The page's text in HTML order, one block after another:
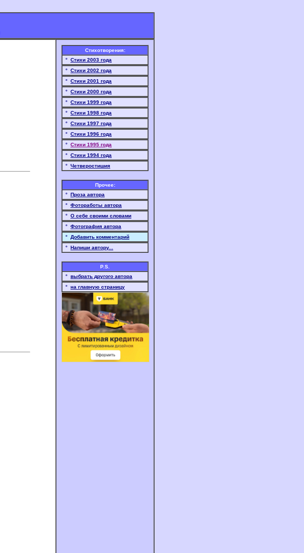
Стихотворения:
° Стихи 2003 года
° Стихи 2002 года
° Стихи 2001 года
° Стихи 2000 года
° Стихи 1999 года
° Стихи 1998 года
° Стихи 1997 года
° Стихи 1996 года
° Стихи 1995 года
° Стихи 1994 года
° Четверостишия
Прочее:
° Проза автора
° Фотоработы автора
° О себе своими словами
° Фотография автора
° Добавить комментарий
° Напиши автору...
P.S.
° выбрать другого автора
° на главную страницу